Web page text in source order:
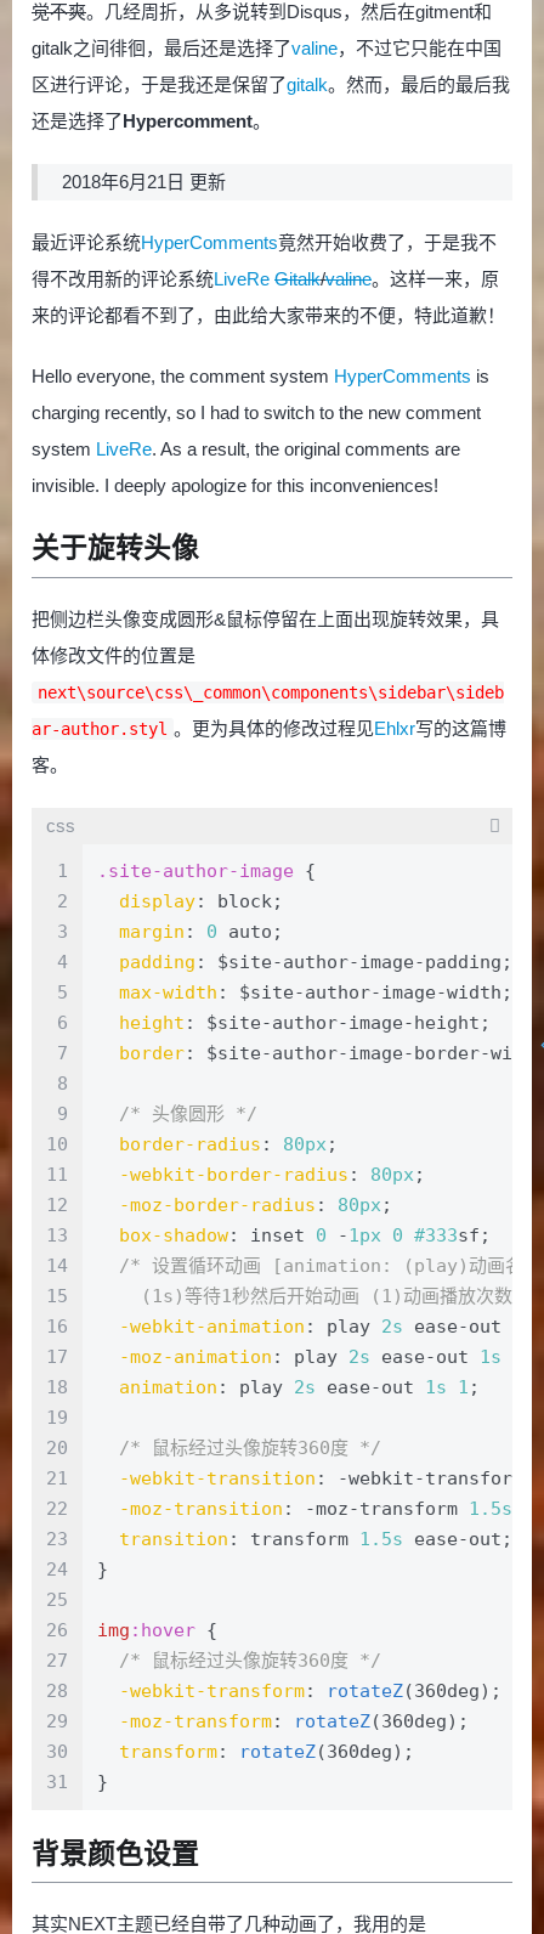
觉不爽。几经周折，从多说转到Disqus，然后在gitment和
gitalk之间徘徊，最后还是选择了valine，不过它只能在中国
区进行评论，于是我还是保留了gitalk。然而，最后的最后我
还是选择了Hypercomment。
2018年6月21日 更新
最近评论系统HyperComments竟然开始收费了，于是我不
得不改用新的评论系统LiveRe Gitalk/valine。这样一来，原
来的评论都看不到了，由此给大家带来的不便，特此道歉！
Hello everyone, the comment system HyperComments is
charging recently, so I had to switch to the new comment
system LiveRe. As a result, the original comments are
invisible. I deeply apologize for this inconveniences!
关于旋转头像
把侧边栏头像变成圆形&鼠标停留在上面出现旋转效果，具
体修改文件的位置是
next\source\css\_common\components\sidebar\sideb
ar-author.styl 。更为具体的修改过程见Ehlxr写的这篇博
客。
css
1
2
3
4
5
6
7
8
9
10
11
12
13
14
15
16
17
18
19
20
21
22
23
24
25
26
27
28
29
30
31
.site-author-image {
display: block;
margin : 0 auto;
padding : $site-author-image-padding;
max-width : $site-author-image-width;
height : $site-author-image-height;
border: $site-author-image-border-
/* 头像圆形 */
border-radius : 80px ;
-webkit-border-radius : 80px ;
-moz-border-radius : 80px ;
box-shadow: inset 0 -1px 0 #333sf;
/* 设置循环动画 [animation: (play)动画名称
(1s)等待1秒然后开始动画 (1)动画播放次数
-webkit-animation : play 2s ease-out
-moz-animation : play 2s ease-out 1s
animation : play 2s ease-out 1s 1 ;
/* 鼠标经过头像旋转360度 */
-webkit-transition : -webkit-transform
-moz-transition : -moz-transform 1.5s
transition : transform 1.5s ease-out;
}
img :hover {
/* 鼠标经过头像旋转360度 */
-webkit-transform: rotateZ(360deg);
-moz-transform: rotateZ(360deg);
transform: rotateZ(360deg);
}
背景颜色设置
其实NEXT主题已经自带了几种动画了，我用的是